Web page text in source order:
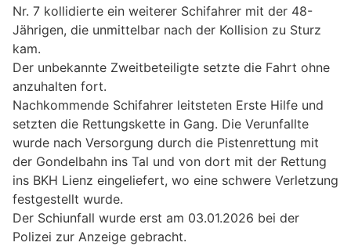
Nr. 7 kollidierte ein weiterer Schifahrer mit der 48-
Jährigen, die unmittelbar nach der Kollision zu Sturz
kam.
Der unbekannte Zweitbeteiligte setzte die Fahrt ohne
anzuhalten fort.
Nachkommende Schifahrer leitsteten Erste Hilfe und
setzten die Rettungskette in Gang. Die Verunfallte
wurde nach Versorgung durch die Pistenrettung mit
der Gondelbahn ins Tal und von dort mit der Rettung
ins BKH Lienz eingeliefert, wo eine schwere Verletzung
festgestellt wurde.
Der Schiunfall wurde erst am 03.01.2026 bei der
Polizei zur Anzeige gebracht.